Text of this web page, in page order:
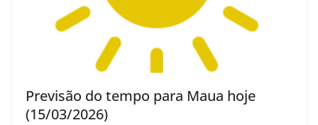
Previsão do tempo para Maua hoje
(15/03/2026)